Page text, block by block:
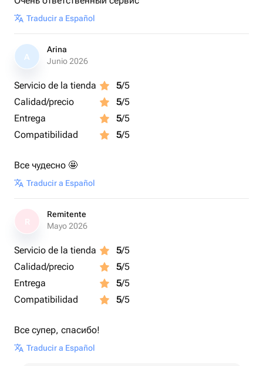
Traducir a Español
A
Arina
Junio 2026
Servicio de la tienda 5/5
Calidad/precio
5/5
Entrega
5/5
Compatibilidad
5/5
Все чудесно 🤩
Traducir a Español
Remitente
Mayo 2026
Servicio de la tienda 5/5
Calidad/precio
5/5
Entrega
5/5
Compatibilidad
5/5
Все супер, спасибо!
Traducir a Español